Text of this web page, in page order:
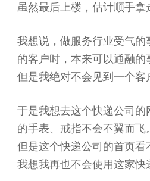
虽然最后上楼，估计顺手拿
我想说，做服务行业受气
的客户时，本来可以通融的
但是我绝对不会见到一个客
于是我想去这个快递公司
的手表、戒指不会不翼而飞。
但是这个快递公司的首页看
我想我再也不会使用这家快